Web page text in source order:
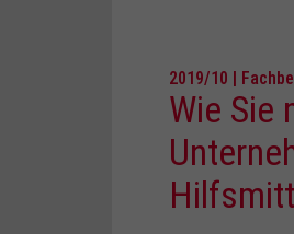
2019/10 |
Wie Sie